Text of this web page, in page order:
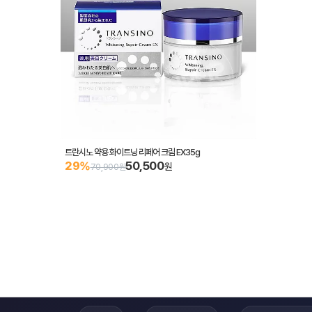
트란시노 약용 화이트닝 리페어 크림 EX35g
29%70,900원50,500원